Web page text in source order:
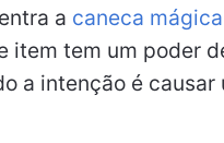
a caneca
item tem um poder
a intenção é